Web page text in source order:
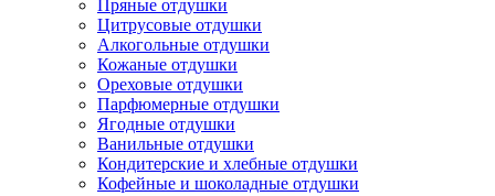
Пряные отдушки
Цитрусовые отдушки
Алкогольные отдушки
Кожаные отдушки
Ореховые отдушки
Парфюмерные отдушки
Ягодные отдушки
Ванильные отдушки
Кондитерские и хлебные отдушки
Кофейные и шоколадные отдушки